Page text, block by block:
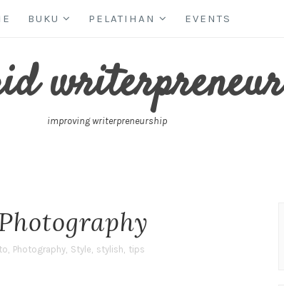
BUKU PELATIHAN EVENTS
writerpreneur
improving writerpreneurship
, Photography, Style, stylish, tips